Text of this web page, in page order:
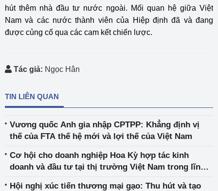
hút thêm nhà đầu tư nước ngoài. Mối quan hệ giữa Việt
Nam và các nước thành viên của Hiệp định đã và đang
được củng cố qua các cam kết chiến lược.
Tác giả: Ngọc Hân
TIN LIÊN QUAN
Vương quốc Anh gia nhập CPTPP: Khẳng định vị
thế của FTA thế hệ mới và lợi thế của Việt Nam
Cơ hội cho doanh nghiệp Hoa Kỳ hợp tác kinh
doanh và đầu tư tại thị trường Việt Nam trong lĩnh
Hội nghị xúc tiến thương mại gạo: Thu hút và tạo